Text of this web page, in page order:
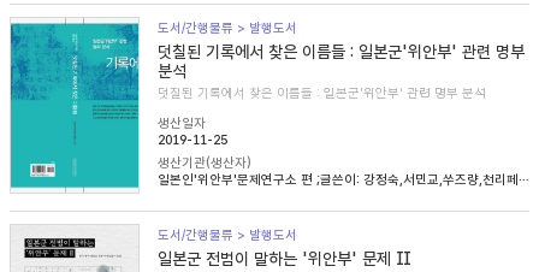
도서/간행물류 > 발행도서
덧칠된 기록에서 찾은 이름들 : 일본군'위안부' 관련 명부
분석
덧칠된 기록에서 찾은 이름들 : 일본군'위안부' 관련 명부 분석
생산일자
2019-11-25
생산기관(생산자)
일본인'위안부'문제연구소 편 ;글쓴이: 강정숙,서민교,쑤즈량,천리페이,윤명숙,최종길,한혜인
도서/간행물류 > 발행도서
일본군 전범이 말하는 '위안부' 문제 Ⅱ